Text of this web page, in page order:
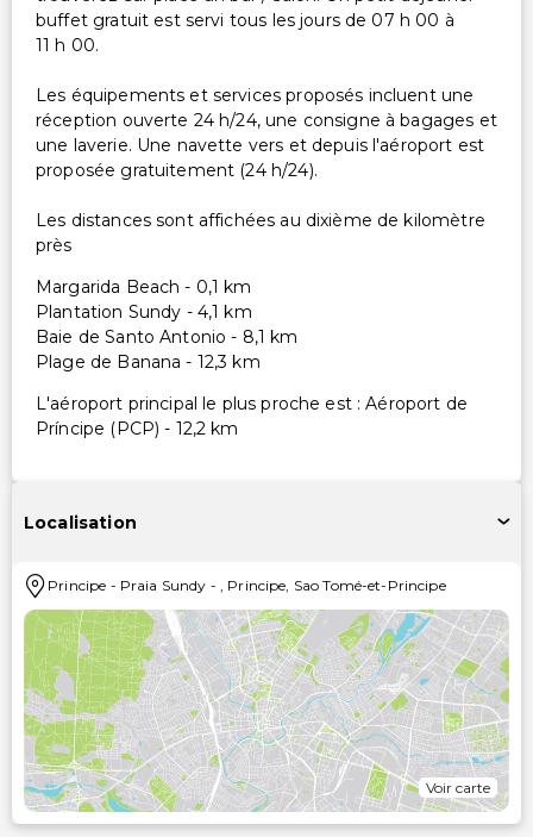
buffet gratuit est servi tous les jours de 07 h 00 à
11 h 00.
Les équipements et services proposés incluent une
réception ouverte 24 h/24, une consigne à bagages et
une laverie. Une navette vers et depuis l'aéroport est
proposée gratuitement (24 h/24).
Les distances sont affichées au dixième de kilomètre
près
Margarida Beach - 0,1 km
Plantation Sundy - 4,1 km
Baie de Santo Antonio - 8,1 km
Plage de Banana - 12,3 km
L'aéroport principal le plus proche est : Aéroport de
Príncipe (PCP) - 12,2 km
Localisation
Principe - Praia Sundy - , Principe, Sao Tomé-et-Principe
Voir carte